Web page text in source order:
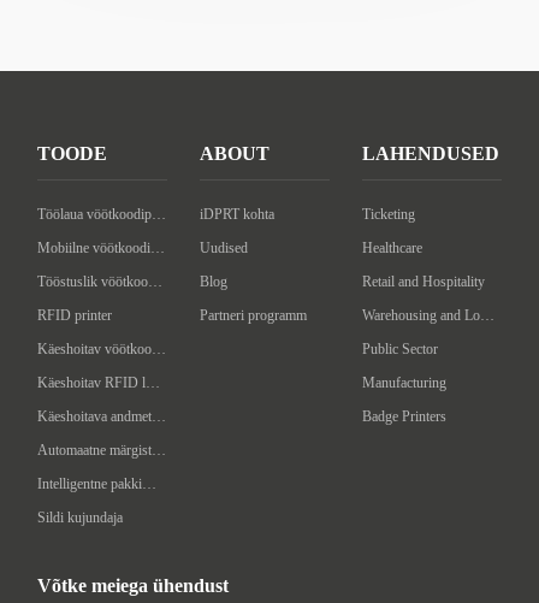
TOODE
RFID printer
Sildi kujundaja
ABOUT
iDPRT kohta
Uudised
Blog
Partneri programm
LAHENDUSED
Ticketing
Healthcare
Retail and Hospitality
Public Sector
Manufacturing
Badge Printers
Võtke meiega ühendust